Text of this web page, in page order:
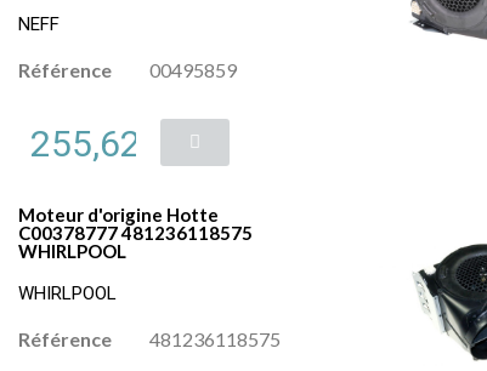
NEFF
Référence 00495859
255,62 €
Moteur d'origine Hotte
C00378777 481236118575
WHIRLPOOL
WHIRLPOOL
Référence 481236118575